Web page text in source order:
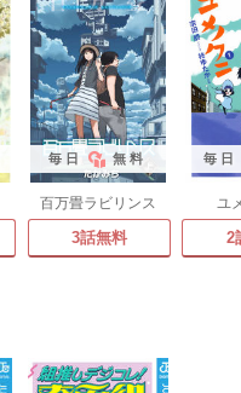
毎日 無料
百万畳ラビリンス
3話無料
毎日
ユ
2